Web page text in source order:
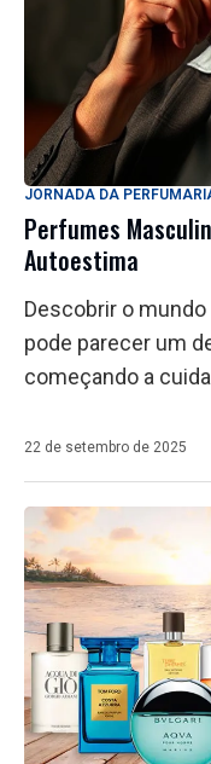
JORNADA DA
Perfumes
Autoestima
Descobrir o
pode parecer um
começando a
22 de setembro de 2025